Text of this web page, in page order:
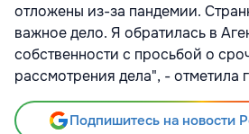
отложены из-за пандемии.
важное дело. Я обратилась в
собственности с просьбой о
рассмотрения дела", - отметила
Подпишитесь на новости